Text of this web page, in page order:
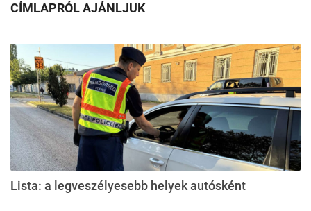
CÍMLAPRÓL AJÁNLJUK
Lista: a legveszélyesebb helyek autósként